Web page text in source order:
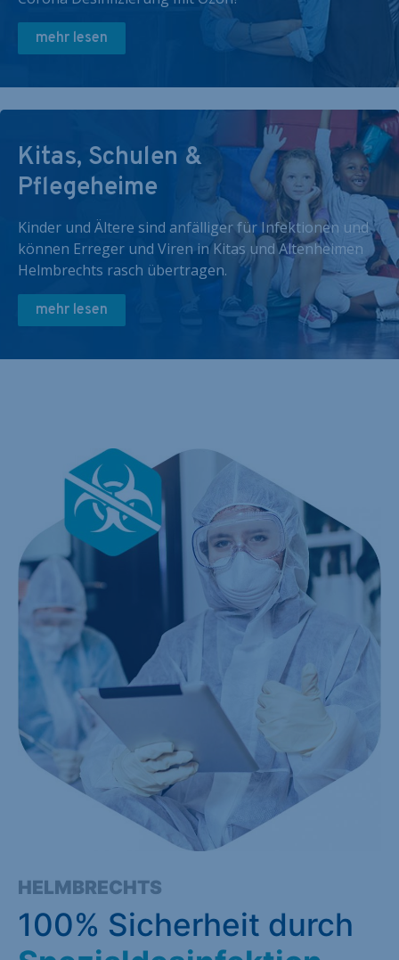
mehr lesen
Kitas, Schulen &
Pflegeheime
Kinder und Ältere sind anfälliger für Infektionen und
können Erreger und Viren in Kitas und Altenheimen
Helmbrechts rasch übertragen.
mehr lesen
HELMBRECHTS
100% Sicherheit durch